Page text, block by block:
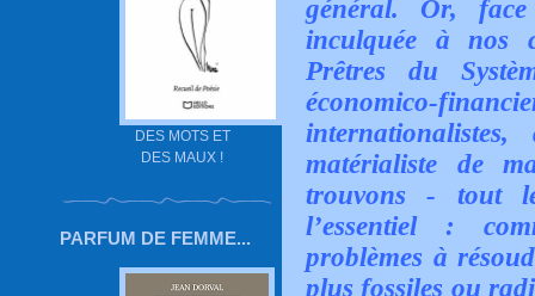
DES MOTS ET
DES MAUX !
PARFUM DE FEMME...
général. Or, face
inculquée à nos
Prêtres du
économico-
matérialiste de
trouvons - tout
l’essentiel :
problèmes à
plus fossiles ou